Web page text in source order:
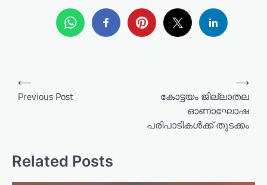
n
a
⟵
Previous Post
കോട്ടയം ജില്ലാതല
ഓണാഘോഷ
പരിപാടികള്‍ക്ക് തുടക്കം
⟶
Related Posts